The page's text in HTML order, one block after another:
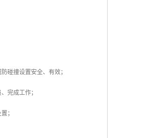
碰撞设置安全、有效；
完成工作；
；